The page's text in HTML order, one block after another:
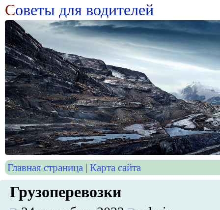
Советы для водителей
Главная страница | Карта сайта
Грузоперевозки